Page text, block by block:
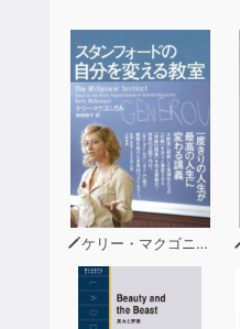
ケリー・マクゴニガル